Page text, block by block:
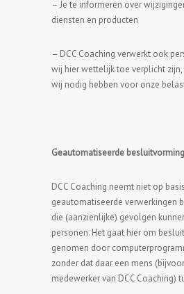
– Je te informeren over
diensten en producten
– DCC Coaching verwerkt ook
wij hier wettelijk toe verplicht
wij nodig hebben voor onze
Geautomatiseerde besluitvorming
DCC Coaching neemt niet op
geautomatiseerde verwerkingen
die (aanzienlijke) gevolgen
personen. Het gaat hier om
genomen door
zonder dat daar een mens
medewerker van DCC Coaching)